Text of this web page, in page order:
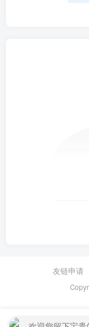
友链申请